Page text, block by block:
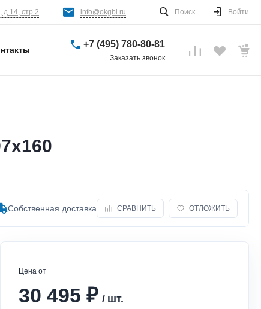
д.14, стр.2 info@okgbi.ru Поиск Войти
+7 (495) 780-80-81
Заказать звонок
Собственная доставка СРАВНИТЬ ОТЛОЖИТЬ
Цена от
30 495₽ / шт.